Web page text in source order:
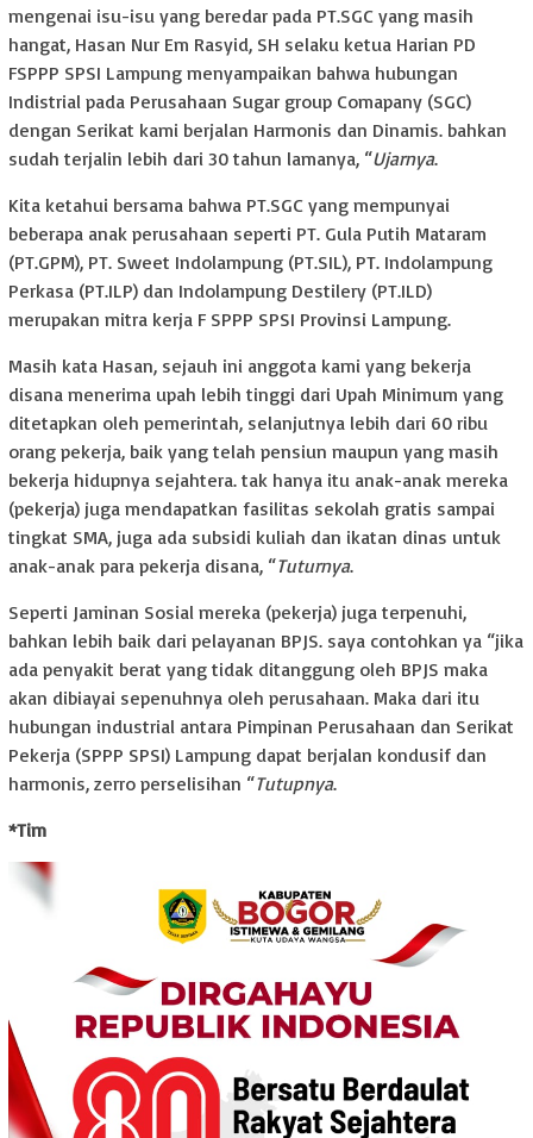
mengenai isu-isu yang beredar pada PT.SGC yang masih
hangat, Hasan Nur Em Rasyid, SH selaku ketua Harian PD
FSPPP SPSI Lampung menyampaikan bahwa hubungan
Indistrial pada Perusahaan Sugar group Comapany (SGC)
dengan Serikat kami berjalan Harmonis dan Dinamis. bahkan
sudah terjalin lebih dari 30 tahun lamanya, “Ujarnya.
Kita ketahui bersama bahwa PT.SGC yang mempunyai
beberapa anak perusahaan seperti PT. Gula Putih Mataram
(PT.GPM), PT. Sweet Indolampung (PT.SIL), PT. Indolampung
Perkasa (PT.ILP) dan Indolampung Destilery (PT.ILD)
merupakan mitra kerja F SPPP SPSI Provinsi Lampung.
Masih kata Hasan, sejauh ini anggota kami yang bekerja
disana menerima upah lebih tinggi dari Upah Minimum yang
ditetapkan oleh pemerintah, selanjutnya lebih dari 60 ribu
orang pekerja, baik yang telah pensiun maupun yang masih
bekerja hidupnya sejahtera. tak hanya itu anak-anak mereka
(pekerja) juga mendapatkan fasilitas sekolah gratis sampai
tingkat SMA, juga ada subsidi kuliah dan ikatan dinas untuk
anak-anak para pekerja disana, “Tuturnya.
Seperti Jaminan Sosial mereka (pekerja) juga terpenuhi,
bahkan lebih baik dari pelayanan BPJS. saya contohkan ya “jika
ada penyakit berat yang tidak ditanggung oleh BPJS maka
akan dibiayai sepenuhnya oleh perusahaan. Maka dari itu
hubungan industrial antara Pimpinan Perusahaan dan Serikat
Pekerja (SPPP SPSI) Lampung dapat berjalan kondusif dan
harmonis, zerro perselisihan “Tutupnya.
*Tim